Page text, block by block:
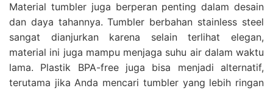
Material tumbler juga berperan penting dalam desain
dan daya tahannya. Tumbler berbahan stainless steel
sangat dianjurkan karena selain terlihat elegan,
material ini juga mampu menjaga suhu air dalam waktu
lama. Plastik BPA-free juga bisa menjadi alternatif,
terutama jika Anda mencari tumbler yang lebih ringan